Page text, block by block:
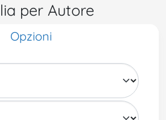
per Autore
Opzioni